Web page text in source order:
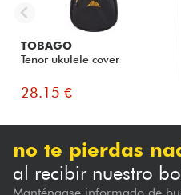
TOBAGO
Tenor ukulele cover
28.15 €
no te pierdas
al recibir nuestro